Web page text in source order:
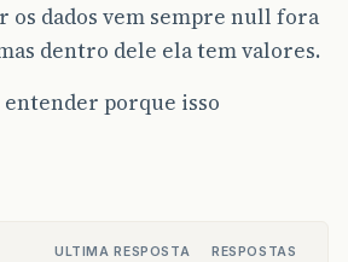
os dados vem sempre null fora
dentro dele ela tem valores.
entender porque isso
ULTIMA RESPOSTA RESPOSTAS